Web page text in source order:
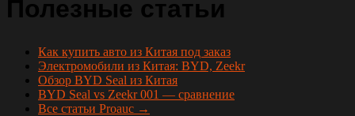
Полезные статьи
Как купить авто из Китая под заказ
Электромобили из Китая: BYD, Zeekr
Обзор BYD Seal из Китая
BYD Seal vs Zeekr 001 — сравнение
Все статьи Proauc →